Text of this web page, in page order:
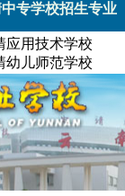
专学校招生专业
曲靖农业学校
应用技术学校
幼儿师范学校